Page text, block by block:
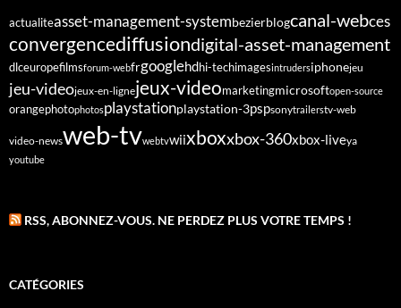
actualiteasset-management-systembezierblogcanal-webces
convergencediffusiondigital-asset-management
dlceuropefilmsforum-webfrgooglehdhi-techimagesintrudersiphonejeu
jeu-videojeux-en-lignejeux-videomarketingmicrosoftopen-source
orangephotophotosplaystationplaystation-3pspsonytrailerstv-web
video-newsweb-tvwebtvwiixboxxbox-360xbox-liveya
youtube
RSS, ABONNEZ-VOUS. NE PERDEZ PLUS VOTRE TEMPS !
CATÉGORIES